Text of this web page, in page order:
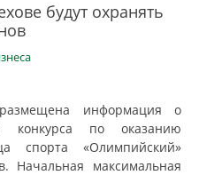
будут охранять
информация о
конкурса по оказанию
спорта «Олимпийский»
Начальная максимальная